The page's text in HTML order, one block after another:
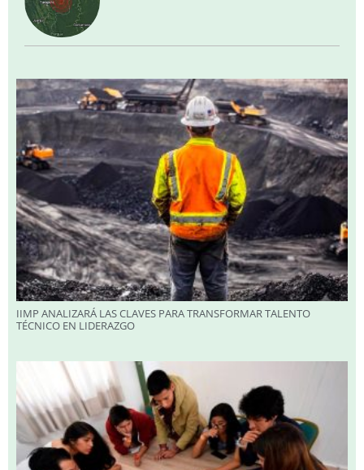
IIMP ANALIZARÁ LAS CLAVES PARA TRANSFORMAR TALENTO
TÉCNICO EN LIDERAZGO